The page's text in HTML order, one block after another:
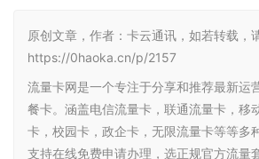
原创文章，作者：卡云通讯，如若转载，
https://0haoka.cn/p/2157
流量卡网是一个专注于分享和推荐最新运
餐卡。涵盖电信流量卡，联通流量卡，移
卡，校园卡，政企卡，无限流量卡等等多
支持在线免费申请办理，选正规官方流量